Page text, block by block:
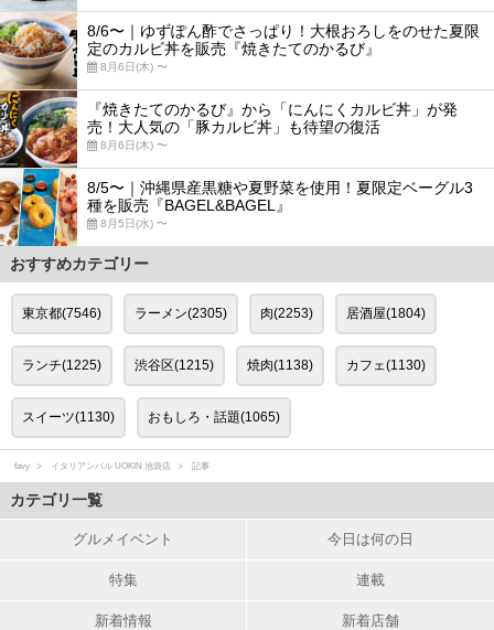
8/6〜｜ゆずぽん酢でさっぱり！大根おろしをのせた夏限
定のカルビ丼を販売『焼きたてのかるび』
8月6日(木) 〜
『焼きたてのかるび』から「にんにくカルビ丼」が発
売！大人気の「豚カルビ丼」も待望の復活
8月6日(木) 〜
8/5〜｜沖縄県産黒糖や夏野菜を使用！夏限定ベーグル3
種を販売『BAGEL&BAGEL』
8月5日(水) 〜
おすすめカテゴリー
東京都(7546) ラーメン(2305) 肉(2253) 居酒屋(1804)
ランチ(1225) 渋谷区(1215) 焼肉(1138) カフェ(1130)
スイーツ(1130) おもしろ・話題(1065)
favy イタリアンバル UOKIN 池袋店 記事
カテゴリ一覧
グルメイベント 今日は何の日
特集 連載
新着情報 新着店舗